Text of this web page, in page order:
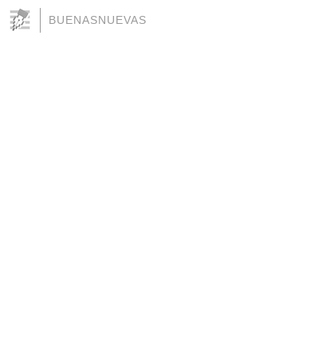
BUENASNUEVAS